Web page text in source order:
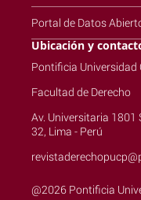
Portal de Datos
Ubicación y
Pontificia Universidad
Facultad de Derecho
Av. Universitaria 1801
32, Lima - Perú
@2026 Pontificia